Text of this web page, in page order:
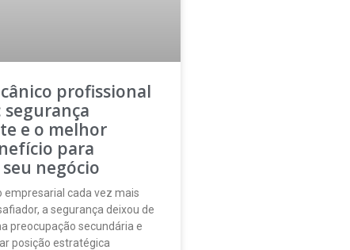
profissional
segurança
e o melhor
para
negócio
empresarial cada vez mais
a segurança deixou de
preocupação secundária e
posição estratégica